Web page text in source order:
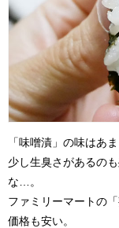
「味噌漬」の味はあ
少し生臭さがあるの
な…。
ファミリーマートの
価格も安い。